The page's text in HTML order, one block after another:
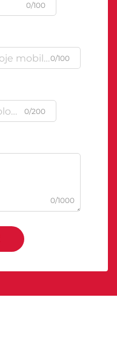
0/100
0/100
0/200
0/1000